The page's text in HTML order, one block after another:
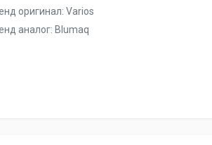
оригинал: Varios
аналог: Blumaq